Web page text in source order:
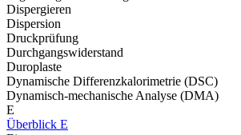
Dispergieren
Dispersion
Druckprüfung
Durchgangswiderstand
Duroplaste
Dynamische Differenzkalorimetrie (DSC)
Dynamisch-mechanische Analyse (DMA)
E
Überblick E